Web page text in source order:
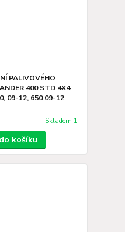
PALIVOVÉHO
400 STD 4X4
09-12, 650 09-12
Skladem 1
košíku